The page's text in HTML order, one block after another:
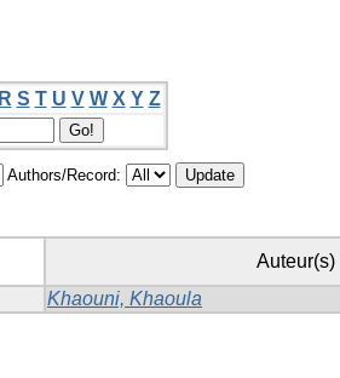
R S T U V W X Y Z
Authors/Record:
Auteur(s)
Khaouni, Khaoula